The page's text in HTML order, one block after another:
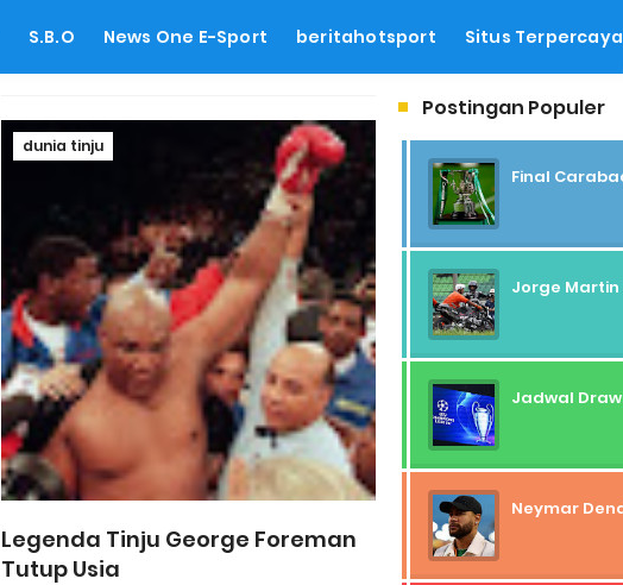
S.B.O News One E-Sport beritahotsport Situs Terpercaya
dunia tinju
Legenda Tinju George Foreman
Tutup Usia
Postingan Populer